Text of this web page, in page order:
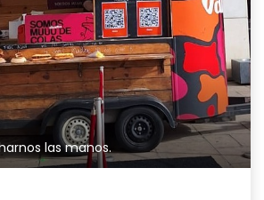
las manos.